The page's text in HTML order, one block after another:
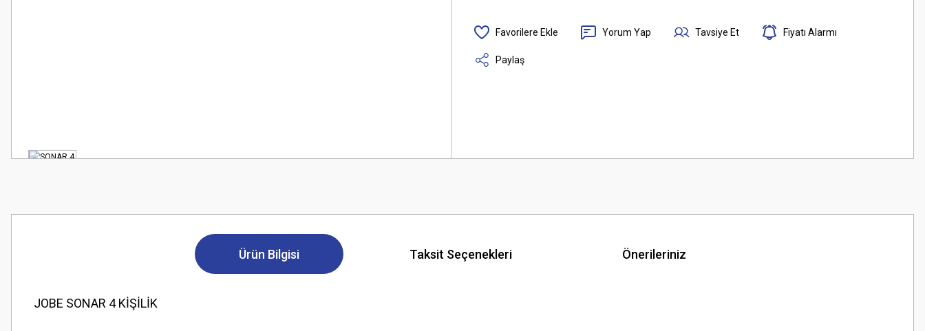
Yorum Yap Tavsiye Et Fiyatı Alarmı
Paylaş
Ürün Bilgisi Taksit Seçenekleri Önerileriniz
JOBE SONAR 4 KİŞİLİK